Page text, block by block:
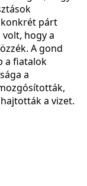
párt
hogy a
A gond
a fiatalok
a
a vizet.